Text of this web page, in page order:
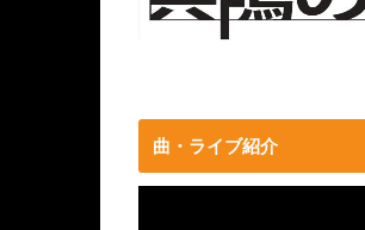
曲・ライブ紹介